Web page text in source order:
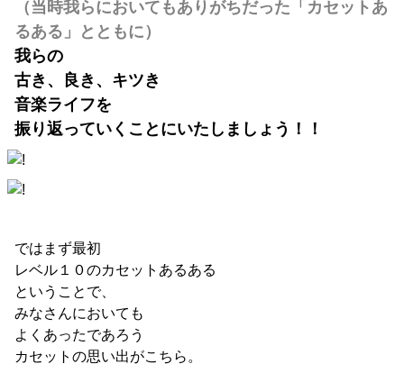
（当時我らにおいてもありがちだった「カセットあ
るある」とともに）
我らの
古き、良き、キツき
音楽ライフを
振り返っていくことにいたしましょう！！
ではまず最初
レベル１０のカセットあるある
ということで、
みなさんにおいても
よくあったであろう
カセットの思い出がこちら。